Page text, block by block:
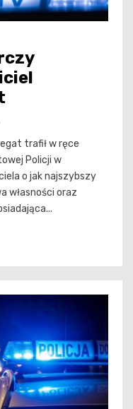
trafił w ręce
Policji w
o jak najszybszy
własności oraz